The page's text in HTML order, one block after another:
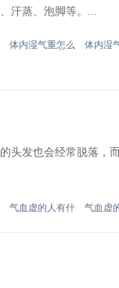
汗蒸、泡脚等。...
体内湿气重怎么 体内湿
头发也会经常脱落，
气血虚的人有什 气血虚